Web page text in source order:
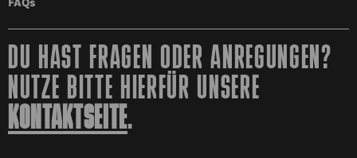
FAQs
DU HAST FRAGEN ODER ANREGUNGEN?
NUTZE BITTE HIERFÜR UNSERE
KONTAKTSEITE.